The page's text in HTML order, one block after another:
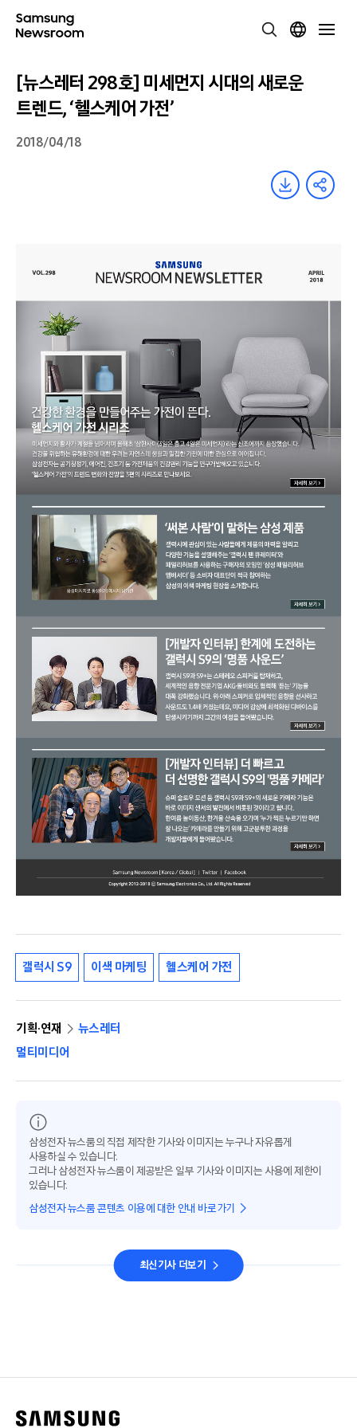
[뉴스레터 298호] 미세먼지 시대의 새로운
트렌드, ‘헬스케어 가전’
2018/04/18
갤럭시 S9 이색 마케팅 헬스케어 가전
기획·연재
뉴스레터
멀티미디어
삼성전자 뉴스룸의 직접 제작한 기사와 이미지는 누구나 자유롭게
사용하실 수 있습니다.
그러나 삼성전자 뉴스룸이 제공받은 일부 기사와 이미지는 사용에 제한이
있습니다.
삼성전자 뉴스룸 콘텐츠 이용에 대한 안내 바로가기
최신기사 더보기